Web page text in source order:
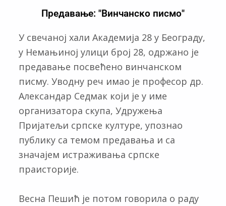
Предавање: "Винчанско писмо"
У свечаној хали Академија 28 у Београду,
у Немањиној улици број 28, одржано је
предавање посвећено винчанском
писму. Уводну реч имао је професор др.
Александар Седмак који је у име
организатора скупа, Удружења
Пријатељи српске културе, упознао
публику са темом предавања и са
значајем истраживања српске
праисторије.
Весна Пешић је потом говорила о раду